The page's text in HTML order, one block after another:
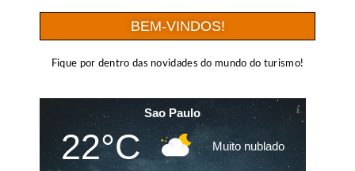
BEM-VINDOS!
Fique por dentro das novidades do mundo do turismo!
Sao Paulo
22°C Muito nublado